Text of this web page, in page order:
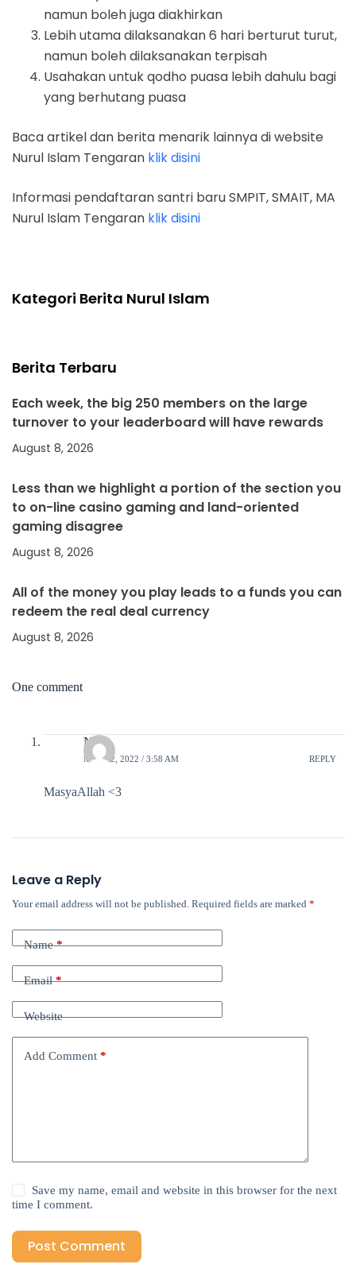
namun boleh juga diakhirkan
Lebih utama dilaksanakan 6 hari berturut turut,
namun boleh dilaksanakan terpisah
Usahakan untuk qodho puasa lebih dahulu bagi
yang berhutang puasa
Baca artikel dan berita menarik lainnya di website
Nurul Islam Tengaran klik disini
Informasi pendaftaran santri baru SMPIT, SMAIT, MA
Nurul Islam Tengaran klik disini
Kategori Berita Nurul Islam
Berita Terbaru
Each week, the big 250 members on the large
turnover to your leaderboard will have rewards
August 8, 2026
Less than we highlight a portion of the section you
to on-line casino gaming and land-oriented
gaming disagree
August 8, 2026
All of the money you play leads to a funds you can
redeem the real deal currency
August 8, 2026
One comment
Novi
MAY 12, 2022 / 3:58 AM REPLY
MasyaAllah <3
Leave a Reply
Your email address will not be published. Required fields are marked *
Name*
Email*
Website
Add Comment *
Save my name, email and website in this browser for the next
time I comment.
Post Comment